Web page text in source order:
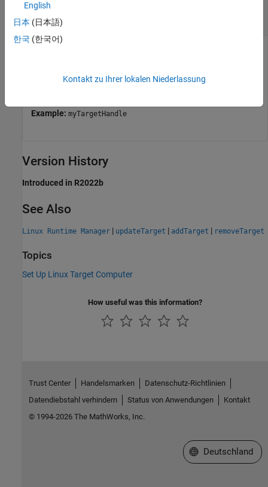
tg
handle
applications on Linux target, and perform several other
Example: myTargetHandle
Version History
Introduced in R2022b
See Also
Linux Runtime Manager | updateTarget | addTarget | removeTarget
Topics
Set Up Linux Target Computer
How useful was this information?
English
日本 (日本語)
한국 (한국어)
Kontakt zu Ihrer lokalen Niederlassung
Trust Center Handelsmarken
Datenschutz-Richtlinien
Datendiebstahl verhindern
Status von Anwendungen
Kontakt
© 1994-2026 The MathWorks, Inc.
Website auswählen
Deutschland